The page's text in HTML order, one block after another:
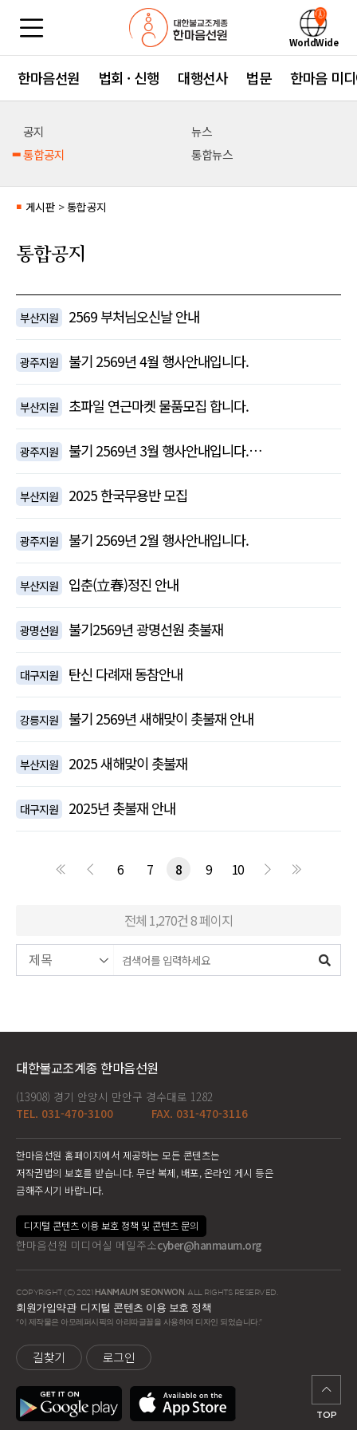
WorldWide
한마음선원 법회 · 신행 대행선사 법문 한마음 미
공지
뉴스
통합공지
통합뉴스
■ 게시판 > 통합공지
통합공지
부산지원 2569 부처님오신날 안내
광주지원 불기 2569년 4월 행사안내입니다.
부산지원 초파일 연근마켓 물품모집 합니다.
광주지원 불기 2569년 3월 행사안내입니다.…
부산지원 2025 한국무용반 모집
광주지원 불기 2569년 2월 행사안내입니다.
부산지원 입춘(立春)정진 안내
광명선원 불기2569년 광명선원 촛불재
대구지원 탄신 다례재 동참안내
강릉지원 불기 2569년 새해맞이 촛불재 안내
부산지원 2025 새해맞이 촛불재
대구지원 2025년 촛불재 안내
6 7 8 9 10
전체 1,270건8 페이지
대한불교조계종 한마음선원
(13908) 경기 안양시 만안구 경수대로 1282
TEL. 031-470-3100
FAX. 031-470-3116
한마음선원 홈페이지에서 제공하는 모든 콘텐츠는
저작권법의 보호를 받습니다. 무단 복제, 배포, 온라인 게시 등은
금해주시기 바랍니다.
디지털 콘텐츠 이용 보호 정책 및 콘텐츠 문의
한마음선원 미디어실 메일주소cyber@hanmaum.org
COPYRIGHT (C) 2021 HANMAUM SEONWON . ALL RIGHTS RESERVED.
회원가입약관 디지털 콘텐츠 이용 보호 정책
"이 제작물은 아모레퍼시픽의 아리따글꼴을 사용하여 디자인 되었습니다."
길찾기 로그인
TOP